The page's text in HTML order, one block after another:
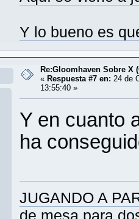
Y lo bueno es
Re:Gloomhaven Sobre X
« Respuesta #7 en: 24 de
13:55:40 »
Y en cuanto
ha
JUGANDO A